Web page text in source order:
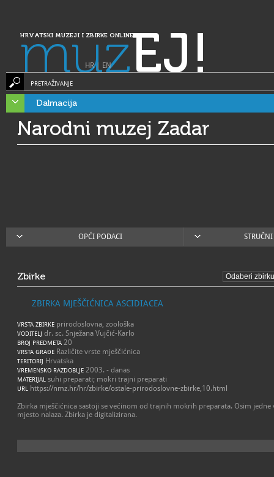
HRVATSKI MUZEJI I ZBIRKE ONLINE
muzEJ!
HR| EN
PRETRAŽIVANJE
Dalmacija
Narodni muzej Zadar
OPĆI PODACI
Zbirke
ZBIRKA MJEŠČIĆNICA ASCIDIACEA
VRSTA ZBIRKE prirodoslovna, zoološka
VODITELJ dr. sc. Snježana Vujčić-Karlo
BROJ PREDMETA 20
VRSTA GRAĐE Različite vrste mješčićnica
TERITORIJ Hrvatska
VREMENSKO RAZDOBLJE 2003. - danas
MATERIJAL suhi preparati; mokri trajni preparati
URL https://nmz.hr/hr/zbirke/ostale-prirodoslovne-zbirke,10.html
Zbirka mješčićnica sastoji se većinom od trajnih mokrih preparata. Osim
mjesto nalaza. Zbirka je digitalizirana.